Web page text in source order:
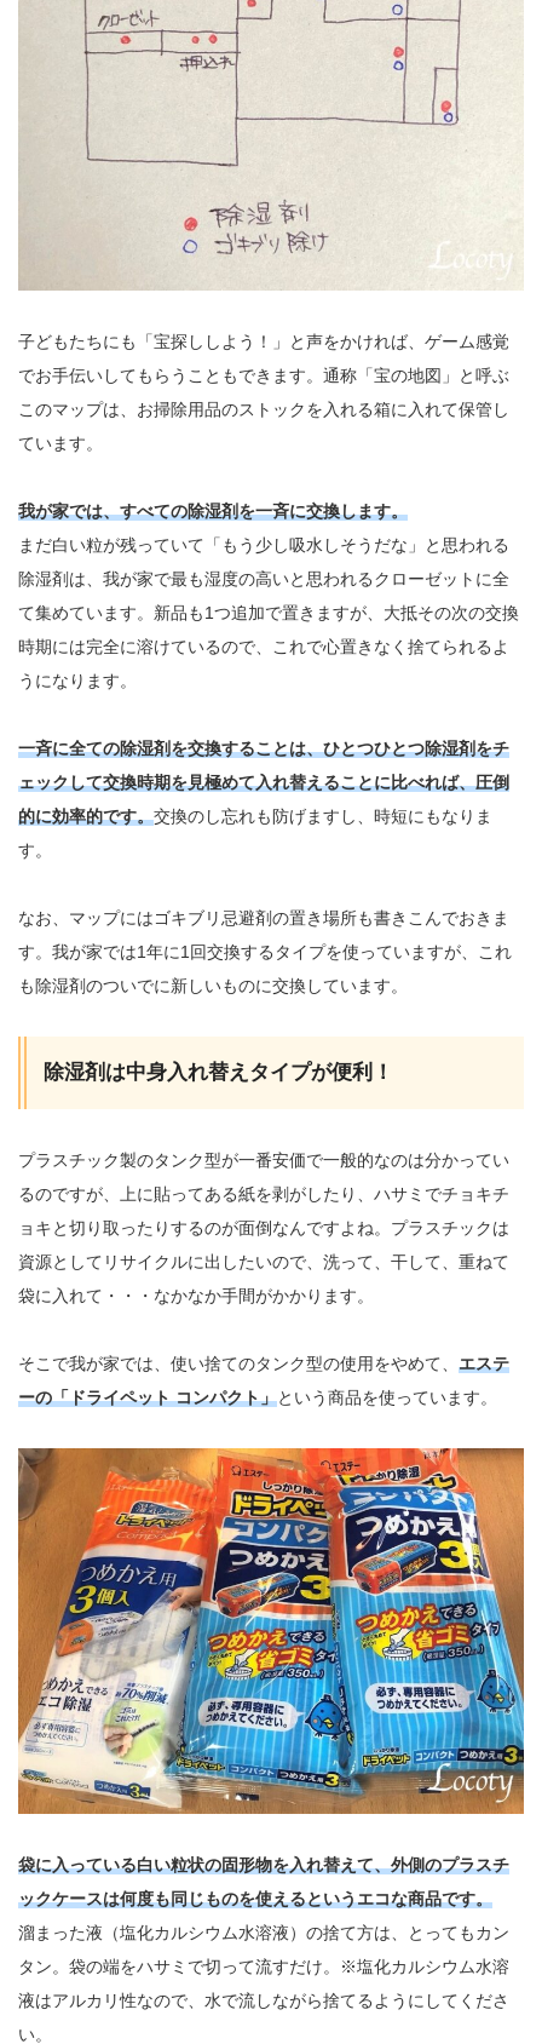
子どもたちにも「宝探ししよう！」と声をかければ、ゲーム感覚
でお手伝いしてもらうこともできます。通称「宝の地図」と呼ぶ
このマップは、お掃除用品のストックを入れる箱に入れて保管し
ています。
我が家では、すべての除湿剤を一斉に交換します。
まだ白い粒が残っていて「もう少し吸水しそうだな」と思われる
除湿剤は、我が家で最も湿度の高いと思われるクローゼットに全
て集めています。新品も1つ追加で置きますが、大抵その次の交換
時期には完全に溶けているので、これで心置きなく捨てられるよ
うになります。
一斉に全ての除湿剤を交換することは、ひとつひとつ除湿剤をチ
ェックして交換時期を見極めて入れ替えることに比べれば、圧倒
的に効率的です。交換のし忘れも防げますし、時短にもなりま
す。
なお、マップにはゴキブリ忌避剤の置き場所も書きこんでおきま
す。我が家では1年に1回交換するタイプを使っていますが、これ
も除湿剤のついでに新しいものに交換しています。
除湿剤は中身入れ替えタイプが便利！
プラスチック製のタンク型が一番安価で一般的なのは分かってい
るのですが、上に貼ってある紙を剥がしたり、ハサミでチョキチ
ョキと切り取ったりするのが面倒なんですよね。プラスチックは
資源としてリサイクルに出したいので、洗って、干して、重ねて
袋に入れて・・・なかなか手間がかかります。
そこで我が家では、使い捨てのタンク型の使用をやめて、 エステ
ーの「ドライペット コンパクト」という商品を使っています。
袋に入っている白い粒状の固形物を入れ替えて、外側のプラスチ
ックケースは何度も同じものを使えるというエコな商品です。
溜まった液（塩化カルシウム水溶液）の捨て方は、とってもカン
タン。袋の端をハサミで切って流すだけ。※塩化カルシウム水溶
液はアルカリ性なので、水で流しながら捨てるようにしてくださ
い。